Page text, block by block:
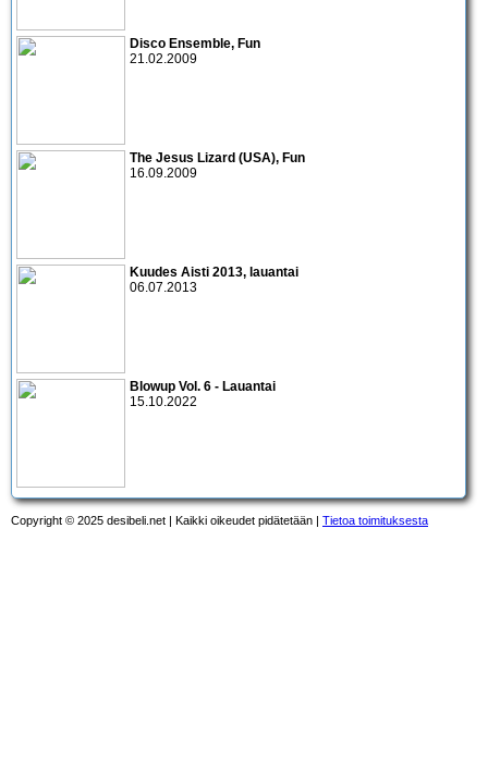
Disco Ensemble, Fun
21.02.2009
The Jesus Lizard (USA), Fun
16.09.2009
Kuudes Aisti 2013, lauantai
06.07.2013
Blowup Vol. 6 - Lauantai
15.10.2022
Copyright © 2025 desibeli.net | Kaikki oikeudet pidätetään | Tietoa toimituksesta